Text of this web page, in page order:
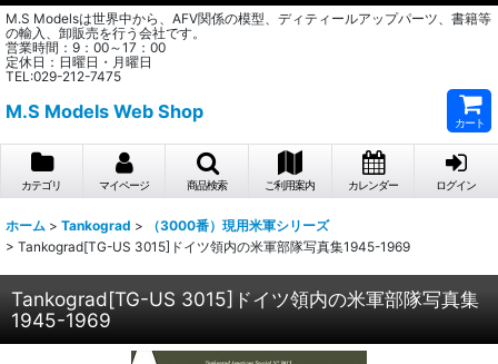
M.S Modelsは世界中から、AFV関係の模型、ディティールアップパーツ、書籍等
の輸入、卸販売を行う会社です。
営業時間：9：00～17：00
定休日：日曜日・月曜日
TEL:029-212-7475
M.S Models Web Shop
カート
カテゴリ マイページ 商品検索 ご利用案内 カレンダー ログイン
ホーム > Tankograd >
（3000番）現用米軍シリーズ
> Tankograd[TG-US 3015]ドイツ領内の米軍部隊写真集1945-1969
Tankograd[TG-US 3015]ドイツ領内の米軍部隊写真集
1945-1969